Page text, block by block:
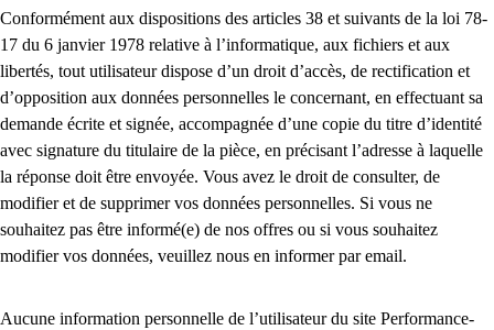
Conformément aux dispositions des articles 38 et suivants de la loi 78-
17 du 6 janvier 1978 relative à l’informatique, aux fichiers et aux
libertés, tout utilisateur dispose d’un droit d’accès, de rectification et
d’opposition aux données personnelles le concernant, en effectuant sa
demande écrite et signée, accompagnée d’une copie du titre d’identité
avec signature du titulaire de la pièce, en précisant l’adresse à laquelle
la réponse doit être envoyée. Vous avez le droit de consulter, de
modifier et de supprimer vos données personnelles. Si vous ne
souhaitez pas être informé(e) de nos offres ou si vous souhaitez
modifier vos données, veuillez nous en informer par email.
Aucune information personnelle de l’utilisateur du site Performance-